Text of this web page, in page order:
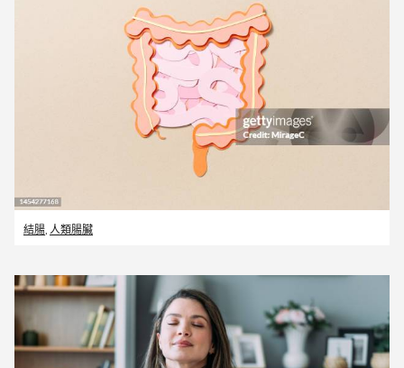
結腸 人類腸臟